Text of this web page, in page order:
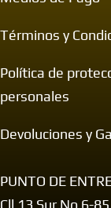
Términos y
Política de
personales
Devoluciones y
PUNTO DE
Cll 13 Sur No 6-